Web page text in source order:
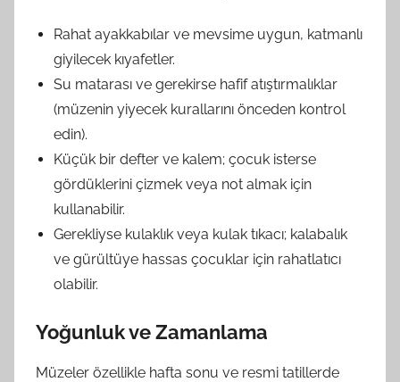
Rahat ayakkabılar ve mevsime uygun, katmanlı
giyilecek kıyafetler.
Su matarası ve gerekirse hafif atıştırmalıklar
(müzenin yiyecek kurallarını önceden kontrol
edin).
Küçük bir defter ve kalem; çocuk isterse
gördüklerini çizmek veya not almak için
kullanabilir.
Gerekliyse kulaklık veya kulak tıkacı; kalabalık
ve gürültüye hassas çocuklar için rahatlatıcı
olabilir.
Yoğunluk ve Zamanlama
Müzeler özellikle hafta sonu ve resmi tatillerde